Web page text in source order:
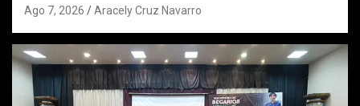
Ago 7, 2026 Aracely Cruz Navarro